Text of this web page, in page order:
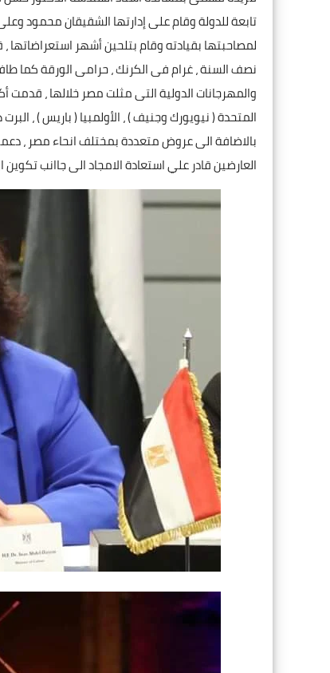
تابعة للدولة وقام على إدارتها الشقيقان محمود
لمصاحبتها بقيادته وقام بتلحين أشهر استعراضاتها
نصف السنة ، غرام فى الكرنك ، حرامى الورقة كما
المتحدة ( نيويورك وجنيف ) ، الأولمبيا ( باريس ) ،
بالاضافة الى عروض متعددة بمختلف انحاء مصر ،
العارضين قادر علي استعادة الامجاد الى جاانب